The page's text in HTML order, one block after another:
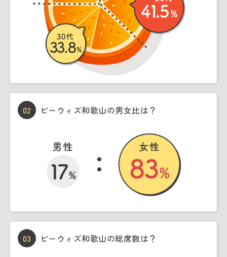
02 ビーウィズ和歌山の男女比は？
03 ビーウィズ和歌山の総席数は？